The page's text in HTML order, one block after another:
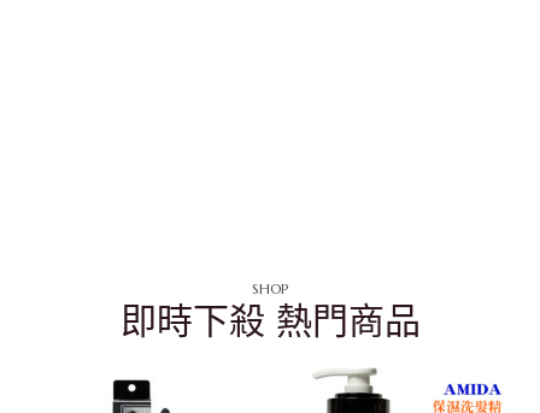
SHOP
即時下殺 熱門商品